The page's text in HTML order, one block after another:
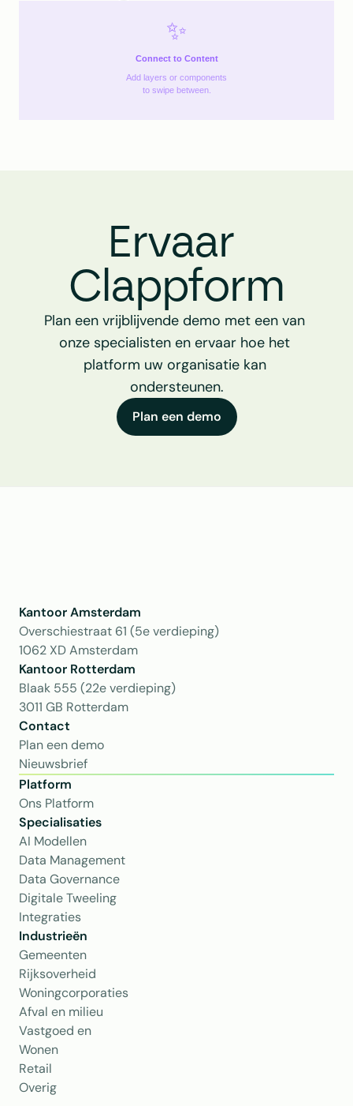
✨
Connect to Content
Add layers or components
to swipe between.
Ervaar
Clappform
Plan een vrijblijvende demo met een van
onze specialisten en ervaar hoe het
platform uw organisatie kan
ondersteunen.
Plan een demo
Kantoor Amsterdam
Overschiestraat 61 (5e verdieping)
1062 XD Amsterdam
Kantoor Rotterdam
Blaak 555 (22e verdieping)
3011 GB Rotterdam
Contact
Plan een demo
Nieuwsbrief
Platform
Ons Platform
Specialisaties
AI Modellen
Data Management
Data Governance
Digitale Tweeling
Integraties
Industrieën
Gemeenten
Rijksoverheid
Woningcorporaties
Afval en milieu
Vastgoed en
Wonen
Retail
Overig